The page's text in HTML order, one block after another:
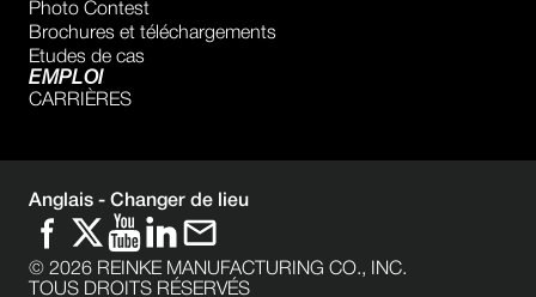
Photo Contest
Brochures et téléchargements
Etudes de cas
EMPLOI
CARRIÈRES
© 2026 REINKE MANUFACTURING CO., INC.
TOUS DROITS RÉSERVÉS
Anglais - Changer de lieu